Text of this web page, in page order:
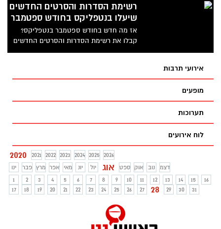
רשימת הסדרות והסרטים החדשים
שיעלו בנטפליקס בחודש ספטמבר
אז מה חדש בחודש ספטמבר בנטפליקס?
קבלו את רשימת הסדרות והסרטים החדשים
לחודש הקרוב
אירועי תרבות
מופעים
תערוכות
לוח אירועים
2020 2021 2022 2023 2024 2025
2026
ינו
פבר מרץ אפר מאי יונ יול אוג ספט אוק נוב
דצמ
1
2 3 4 5 6 7 8 9 10 11 12 13 14 15
16
17
18 19 20 21 22 23 24 25 26 27 28 29 30 31